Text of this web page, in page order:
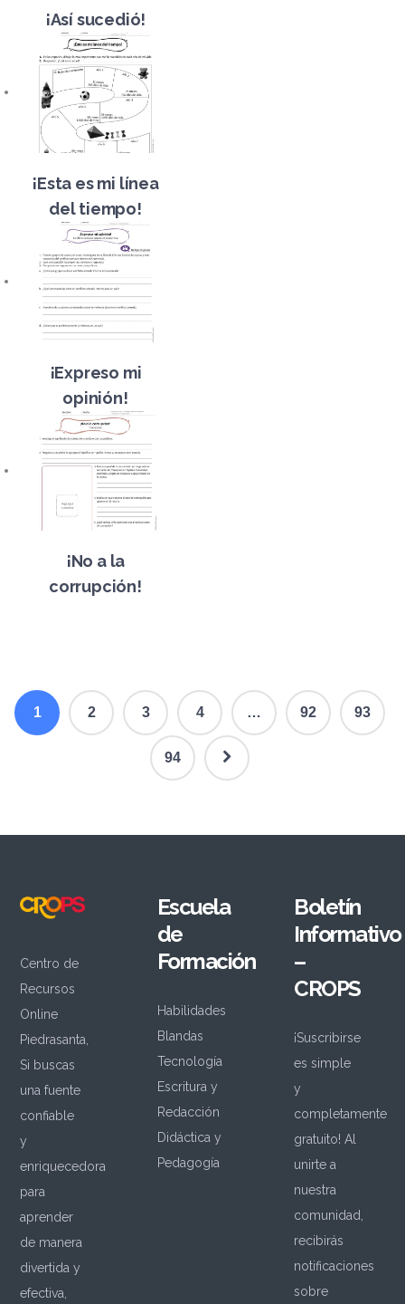
¡Así sucedió!
¡Esta es mi línea
del tiempo!
¡Expreso mi
opinión!
¡No a la
corrupción!
1 2 3 4 … 92 93
94
Centro de
Recursos
Online
Piedrasanta,
Si buscas
una fuente
confiable
y
enriquecedora
para
aprender
de manera
divertida y
efectiva,
Escuela
de
Formación
Habilidades
Blandas
Tecnología
Escritura y
Redacción
Didáctica y
Pedagogía
Boletín
Informativo
–
CROPS
¡Suscribirse
es simple
y
completamente
gratuito! Al
unirte a
nuestra
comunidad,
recibirás
notificaciones
sobre